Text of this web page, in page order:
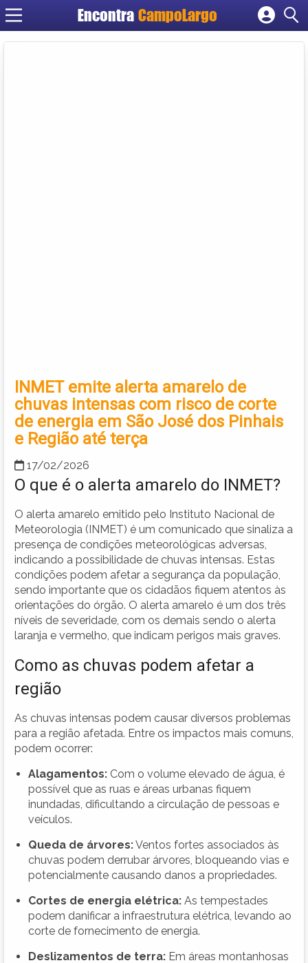
Encontra CampoLargo
Cadastrar empresa
INMET emite alerta amarelo de
chuvas intensas com risco de corte
de energia em São José dos Pinhais
e Região até terça
17/02/2026
O que é o alerta amarelo do INMET?
O alerta amarelo emitido pelo Instituto Nacional de
Meteorologia (INMET) é um comunicado que sinaliza a
presença de condições meteorológicas adversas,
indicando a possibilidade de chuvas intensas. Estas
condições podem afetar a segurança da população,
sendo importante que os cidadãos fiquem atentos às
orientações do órgão. O alerta amarelo é um dos três
níveis de severidade, com os demais sendo o alerta
laranja e vermelho, que indicam perigos mais graves.
Como as chuvas podem afetar a
região
As chuvas intensas podem causar diversos problemas
para a região afetada. Entre os impactos mais comuns,
podem ocorrer:
Alagamentos: Com o volume elevado de água, é
possível que as ruas e áreas urbanas fiquem
inundadas, dificultando a circulação de pessoas e
veículos.
Queda de árvores:Ventos fortes associados às
chuvas podem derrubar árvores, bloqueando vias e
potencialmente causando danos a propriedades.
Cortes de energia elétrica: As tempestades
podem danificar a infraestrutura elétrica, levando ao
corte de fornecimento de energia.
Deslizamentos de terra: Em áreas montanhosas